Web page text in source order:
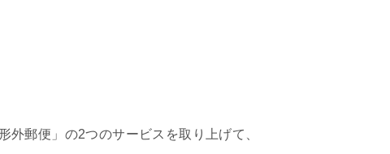
外郵便」の2つのサービスを取り上げて、